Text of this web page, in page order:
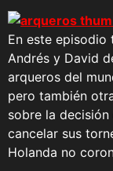
En este episodio
Andrés y David
arqueros del
pero también
sobre la
cancelar sus
Holanda no